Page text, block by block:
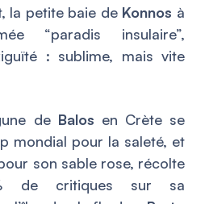
la petite baie de Konnos à
“paradis insulaire”,
: sublime, mais vite
de Balos en Crète se
mondial pour la saleté, et
son sable rose, récolte
critiques sur sa